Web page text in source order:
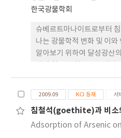
한국광물학회
슈베르트마나이트로부터
나는 광물학적 변화 및 이
알아보기 위하여 달성광산
구화학적 연구를 수행하였
광산배수로부터 침전된 슈
침철석으로 전이되어 상부
이트가 관찰되었다. SEM으
형태 변화를 관찰한 결과 눈
2009.09 KCI 등재 서
침철석(goethite)과 비소
Adsorption of Arsenic